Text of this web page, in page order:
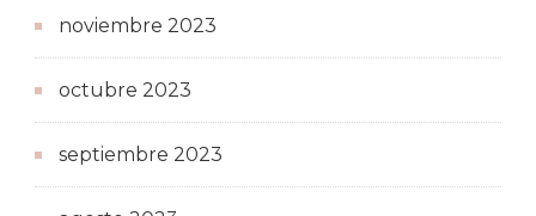
noviembre 2023
octubre 2023
septiembre 2023